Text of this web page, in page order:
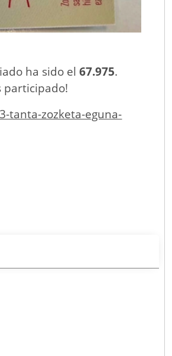
ha sido el67.975.
participado!
tanta-zozketa-eguna-